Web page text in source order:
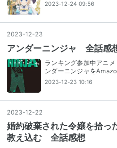
2023-12-24 09:56
2023-12-23
アンダーニンジャ 全話感
ランキング参加中アニ
ンダーニンジャを
2023-12-23 10:16
2023-12-22
婚約破棄された令嬢を拾っ
教え込む 全話感想